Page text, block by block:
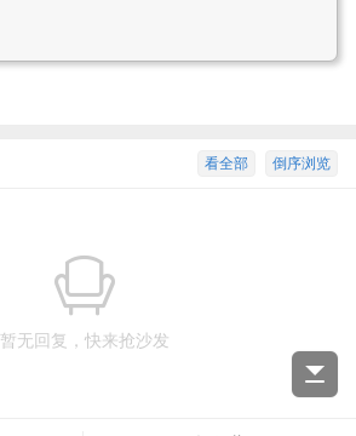
倒序浏览
看全部
暂无回复，快来抢沙发